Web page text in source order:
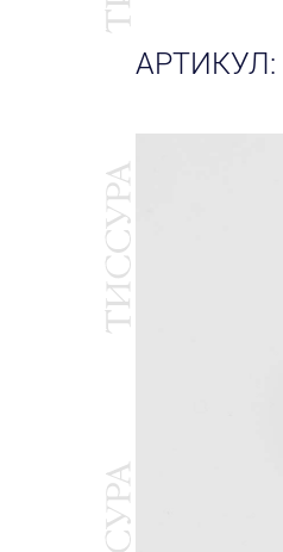
АРТИКУЛ: